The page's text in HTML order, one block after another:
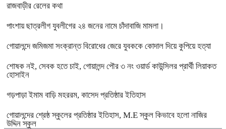
রাজবাড়ীর রেলের কথা
পাংশায় ছাত্রলীগ যুবলীগের ২৪ জনের নামে চাঁদাবাজি মামলা।
গোয়ালন্দে জমিজমা সংক্রান্ত বিরোধের জেরে যুবককে কোদাল দিয়ে কুপিয়ে হত্যা
শোষক নই, সেবক হতে চাই, গোয়ালন্দ পৌর ৩ নং ওয়ার্ড কাউন্সিলর প্রার্থী লিয়াকত
হোসাইন
গড়পাড়া ইমাম বাড়ি মহররম, কাসেদ প্রতিষ্ঠার ইতিহাস
গোয়ালন্দের শ্রেষ্ঠ স্কুলের প্রতিষ্ঠার ইতিহাস, M.E স্কুল কিভাবে হলো নাজির
উদ্দিন স্কুল